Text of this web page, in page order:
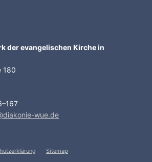
der evangelischen Kirche in
180
wue.de
Sitemap